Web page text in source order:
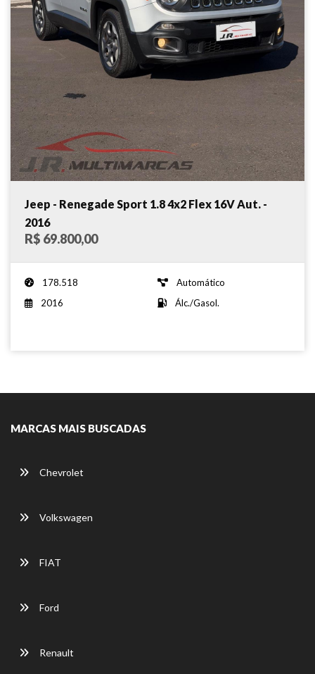
Jeep - Renegade Sport 1.8 4x2 Flex 16V Aut. -
2016
R$ 69.800,00
178.518
Automático
2016
Álc./Gasol.
MARCAS MAIS BUSCADAS
Chevrolet
Volkswagen
FIAT
Ford
Renault